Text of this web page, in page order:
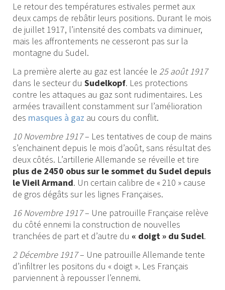
Le retour des températures estivales permet aux
deux camps de rebâtir leurs positions. Durant le mois
de juillet 1917, l’intensité des combats va diminuer,
mais les affrontements ne cesseront pas sur la
montagne du Sudel.
La première alerte au gaz est lancée le 25 août 1917
dans le secteur du Sudelkopf. Les protections
contre les attaques au gaz sont rudimentaires. Les
armées travaillent constamment sur l’amélioration
des masques à gaz au cours du conflit.
10 Novembre 1917– Les tentatives de coup de mains
s’enchainent depuis le mois d’août, sans résultat des
deux côtés. L’artillerie Allemande se réveille et tire
plus de 2450 obus sur le sommet du Sudel depuis
le Vieil Armand. Un certain calibre de « 210 » cause
de gros dégâts sur les lignes Françaises.
16 Novembre 1917– Une patrouille Française relève
du côté ennemi la construction de nouvelles
tranchées de part et d’autre du « doigt » du Sudel.
2 Décembre 1917– Une patrouille Allemande tente
d’infiltrer les positons du « doigt ». Les Français
parviennent à repousser l’ennemi.